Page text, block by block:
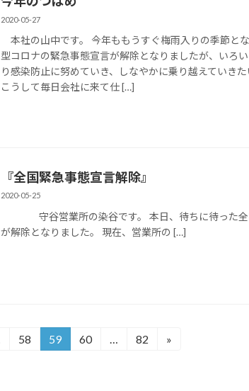
2020-05-27
本社の山中です。 今年ももうすぐ梅雨入りの季節と
型コロナの緊急事態宣言が解除となりましたが、いろ
り感染防止に努めていき、しなやかに乗り越えていきた
こうして毎日会社に来て仕 […]
『全国緊急事態宣言解除』
2020-05-25
守谷営業所の染谷です。 本日、待ちに待った全
が解除となりました。 現在、営業所の […]
固
58
固
59
固
60
固
82 »